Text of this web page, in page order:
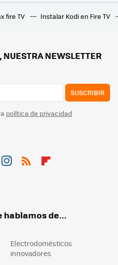
Las nuevas lavadoras y secadoras Bespoke de Samsung apuestan por algoritmos de IA para ahorrar luz, detergente y agua
Un joven de 19 años hackeó el iPhone, fue contratado por Apple y terminó despedido por no contestar a un correo
fire TV Instalar Kodi en Fire TV
NEWSLETTER
SUSCRIBIR
política de privacidad
hablamos de...
Electrodomésticos
innovadores